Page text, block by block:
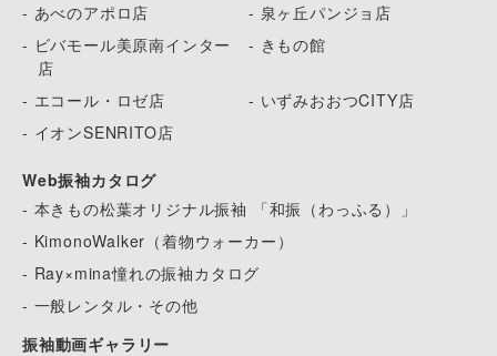
- あべのアポロ店
- 泉ヶ丘パンジョ店
- ビバモール美原南インター
店
- きもの館
- エコール・ロゼ店
- いずみおおつCITY店
- イオンSENRITO店
Web振袖カタログ
- 本きもの松葉オリジナル振袖 「和振（わっふる）」
- KimonoWalker（着物ウォーカー）
- Ray×mina憧れの振袖カタログ
- 一般レンタル・その他
振袖動画ギャラリー